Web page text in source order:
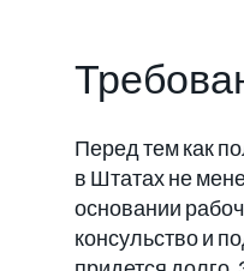
Перед тем как
в Штатах не
основании
консульство и